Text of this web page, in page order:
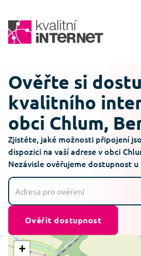
Ověřte si
kvalitního
obci Chlum,
Zjistěte, jaké možnosti připojení
dispozici na vaší adrese v obci
Nezávisle ověřujeme dostupnost
Ověřit dostupnost
+